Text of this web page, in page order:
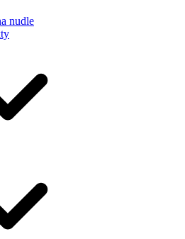
nudle